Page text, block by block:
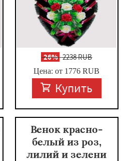
-26%2238 RUB
Цена: от 1776 RUB
Купить
Венок красно-
белый из роз,
лилий и зелени